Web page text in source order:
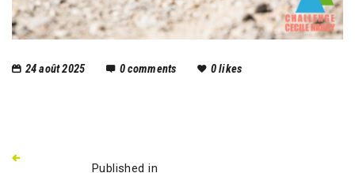
24 août 2025 0comments 0likes
Published in